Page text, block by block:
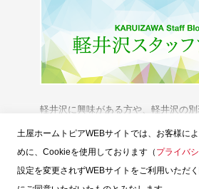
軽井沢に興味がある方や、軽井沢の
土屋ホームトピアWEBサイトでは、お客様に
めに、Cookieを使用しております（ プライバ
設定を変更されずWEBサイトをご利用いただ